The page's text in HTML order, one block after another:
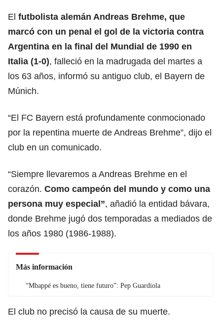
El futbolista alemán Andreas Brehme, que
marcó con un penal el gol de la victoria contra
Argentina en la final del Mundial de 1990 en
Italia (1-0), falleció en la madrugada del martes a
los 63 años, informó su antiguo club, el Bayern de
Múnich.
“El FC Bayern está profundamente conmocionado
por la repentina muerte de Andreas Brehme”, dijo el
club en un comunicado.
“Siempre llevaremos a Andreas Brehme en el
corazón. Como campeón del mundo y como una
persona muy especial”, añadió la entidad bávara,
donde Brehme jugó dos temporadas a mediados de
los años 1980 (1986-1988).
Más información
“Mbappé es bueno, tiene futuro”: Pep Guardiola
El club no precisó la causa de su muerte.